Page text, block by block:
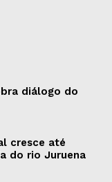
diálogo do
cresce até
do rio Juruena